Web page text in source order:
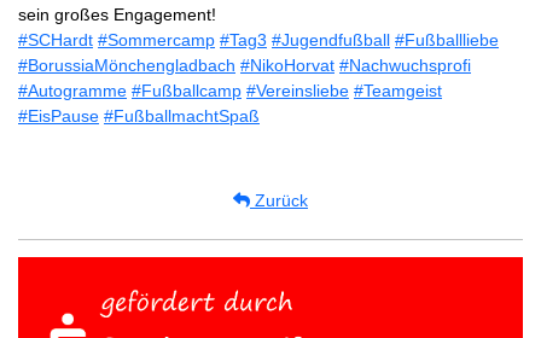
sein großes Engagement!
#SCHardt #Sommercamp #Tag3 #Jugendfußball #Fußballliebe
#BorussiaMönchengladbach #NikoHorvat #Nachwuchsprofi
#Autogramme #Fußballcamp #Vereinsliebe #Teamgeist
#EisPause #FußballmachtSpaß
Zurück